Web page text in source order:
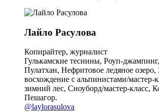
Лайло Расулова
Копирайтер, журналист
Гулькамские теснины, Роуп-
Пулатхан, Нефритовое ледяное озеро,
восхождение с альпинистами/мастер-
зимний лес, Сноуборд/мастер-класс,
Пешагор.
@laylorasulova